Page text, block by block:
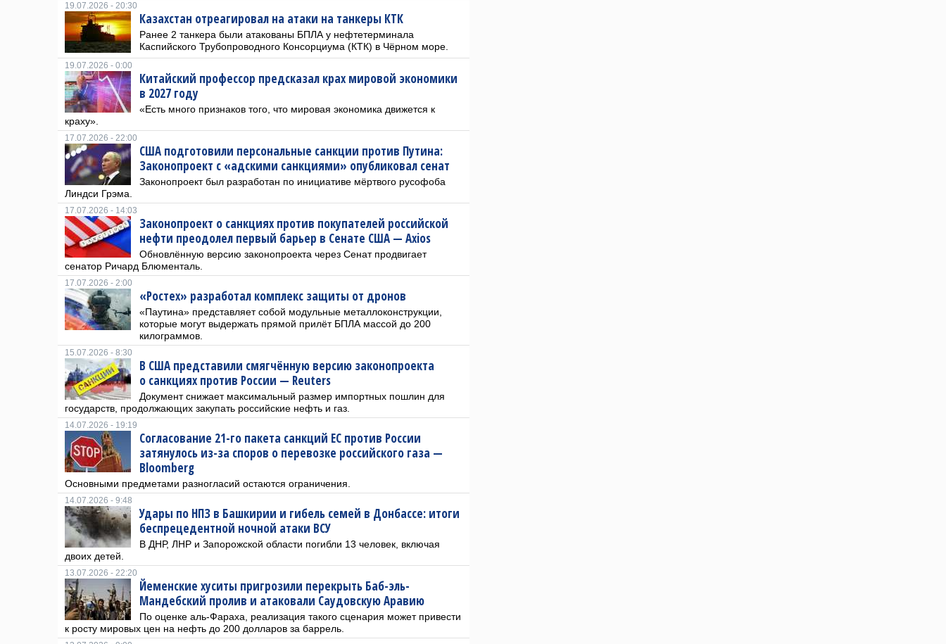
19.07.2026 - 20:30
Казахстан отреагировал на атаки на танкеры КТК
Ранее 2 танкера были атакованы БПЛА у нефтетерминала
Каспийского Трубопроводного Консорциума (КТК) в Чёрном море.
19.07.2026 - 0:00
Китайский профессор предсказал крах мировой экономики
в 2027 году
«Есть много признаков того, что мировая экономика движется к
краху».
17.07.2026 - 22:00
США подготовили персональные санкции против Путина:
Законопроект с «адскими санкциями» опубликовал сенат
Законопроект был разработан по инициативе мёртвого русофоба
Линдси Грэма.
17.07.2026 - 14:03
Законопроект о санкциях против покупателей российской
нефти преодолел первый барьер в Сенате США — Axios
Обновлённую версию законопроекта через Сенат продвигает
сенатор Ричард Блюменталь.
17.07.2026 - 2:00
«Ростех» разработал комплекс защиты от дронов
«Паутина» представляет собой модульные металлоконструкции,
которые могут выдержать прямой прилёт БПЛА массой до 200
килограммов.
15.07.2026 - 8:30
В США представили смягчённую версию законопроекта
о санкциях против России — Reuters
Документ снижает максимальный размер импортных пошлин для
государств, продолжающих закупать российские нефть и газ.
14.07.2026 - 19:19
Согласование 21-го пакета санкций ЕС против России
затянулось из-за споров о перевозке российского газа —
Bloomberg
Основными предметами разногласий остаются ограничения.
14.07.2026 - 9:48
Удары по НПЗ в Башкирии и гибель семей в Донбассе: итоги
беспрецедентной ночной атаки ВСУ
В ДНР, ЛНР и Запорожской области погибли 13 человек, включая
двоих детей.
13.07.2026 - 22:20
Йеменские хуситы пригрозили перекрыть Баб-эль-
Мандебский пролив и атаковали Саудовскую Аравию
По оценке аль-Фараха, реализация такого сценария может привести
к росту мировых цен на нефть до 200 долларов за баррель.